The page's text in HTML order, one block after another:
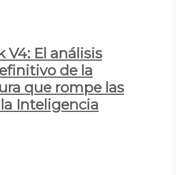
V4: El análisis
de la
que rompe las
Inteligencia